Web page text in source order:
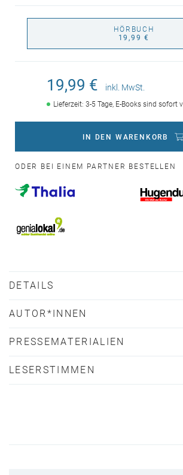
HÖRBUCH
19,99 €
19,99 € inkl. MwSt.
Lieferzeit: 3-5 Tage, E-Books sind sofort
IN DEN WARENKORB
ODER BEI EINEM PARTNER BESTELLEN
DETAILS
AUTOR*INNEN
PRESSEMATERIALIEN
LESERSTIMMEN